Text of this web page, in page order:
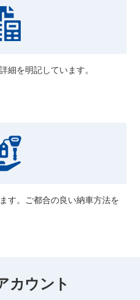
細を明記しています。
す。ご都合の良い納車方法を
カウント